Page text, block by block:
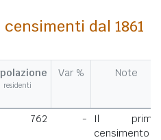
dal 1861
residenti
Var % Note
762 -
Il primo
censimento